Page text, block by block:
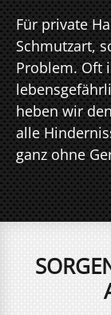
Für private
Schmutzart,
Problem. Oft
heben wir
alle
ganz ohne